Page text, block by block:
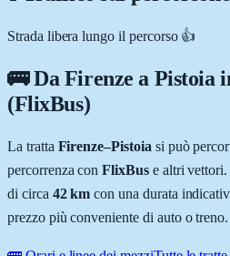
Strada libera lungo il percorso 👍
🚌 DaFirenze a Pistoia
(FlixBus)
La tratta Firenze–Pistoia si può
percorrenza conFlixBuse altri vettori.
di circa 42km con una durata
prezzo più conveniente di auto o treno.